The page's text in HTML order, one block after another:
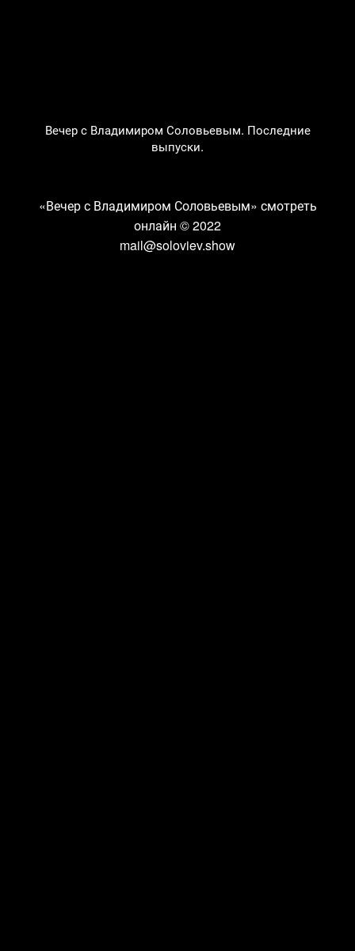
Вечер с Владимиром Соловьевым. Последние
выпуски.
«Вечер с Владимиром Соловьевым» смотреть
онлайн © 2022
mail@soloviev.show